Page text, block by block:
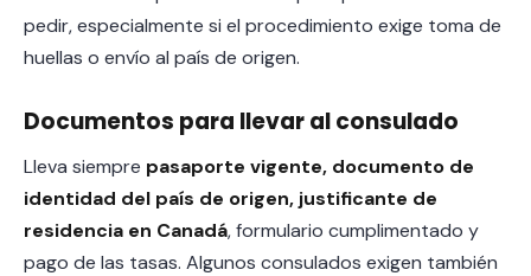
pedir, especialmente si el procedimiento exige toma de
huellas o envío al país de origen.
Documentos para llevar al consulado
Lleva siempre pasaporte vigente, documento de
identidad del país de origen, justificante de
residencia en Canadá, formulario cumplimentado y
pago de las tasas. Algunos consulados exigen también